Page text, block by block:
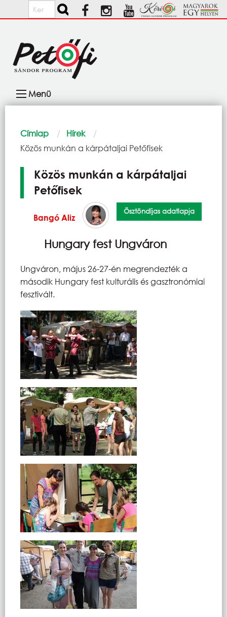
Ugrás a tartalomra
Keresés
navigáció
Menü
Morzsa
Címlap
Hírek
Current:
Közös munkán a kárpátaljai Petőfisek
Közös munkán a kárpátaljai
Petőfisek
Bangó Aliz
Ösztöndíjas adatlapja
Hungary fest Ungváron
Ungváron, május 26-27-én megrendezték a
második Hungary fest kulturális és gasztronómiai
fesztivált.